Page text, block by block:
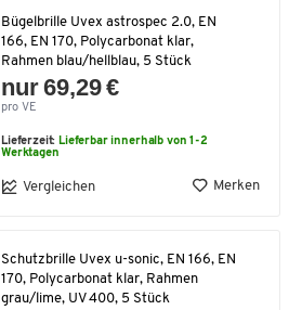
Bügelbrille Uvex astrospec 2.0, EN
166, EN 170, Polycarbonat klar,
Rahmen blau/hellblau, 5 Stück
nur 69,29 €
pro VE
Lieferzeit:Lieferbar innerhalb von 1-2
Werktagen
Vergleichen Merken
Schutzbrille Uvex u-sonic, EN 166, EN
170, Polycarbonat klar, Rahmen
grau/lime, UV 400, 5 Stück